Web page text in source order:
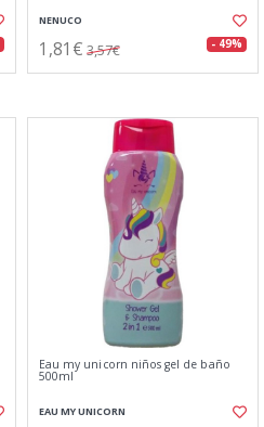
NENUCO
1,81€ 3,57€ - 49%
Eau my unicorn niños gel de baño
500ml
EAU MY UNICORN